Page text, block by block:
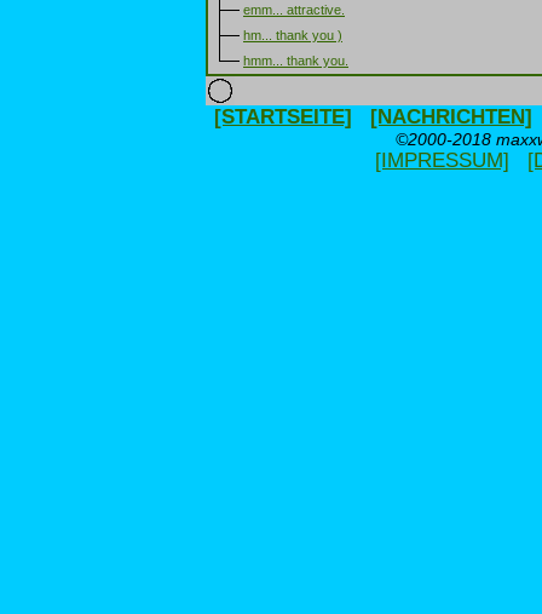
emm... attractive.
hm... thank you )
hmm... thank you.
[STARTSEITE] [NACHRICHTEN]
©2000-2018
[IMPRESSUM]